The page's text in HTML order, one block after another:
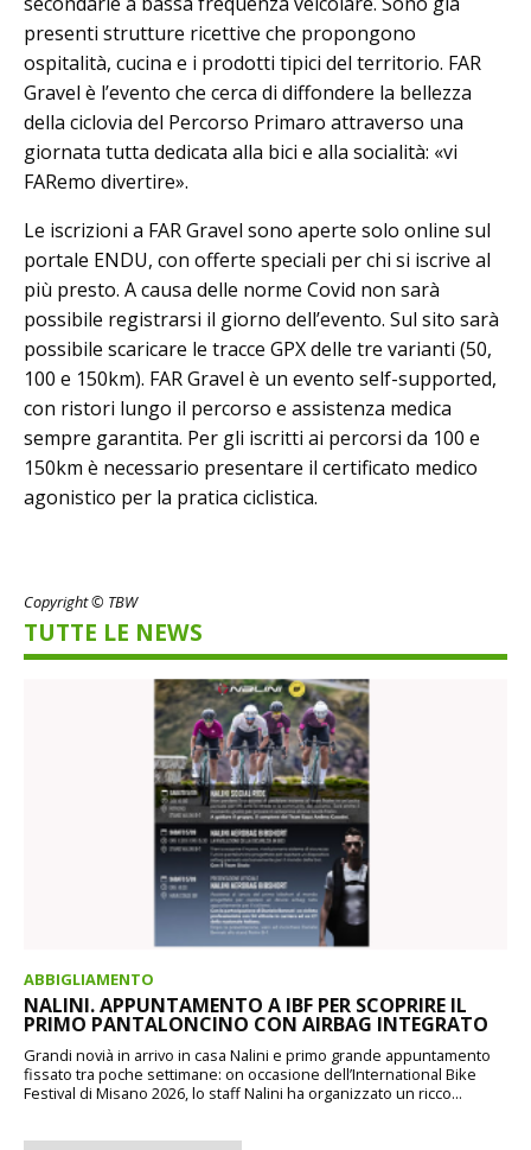
presenti strutture ricettive che propongono
ospitalità, cucina e i prodotti tipici del territorio. FAR
Gravel è l’evento che cerca di diffondere la bellezza
della ciclovia del Percorso Primaro attraverso una
giornata tutta dedicata alla bici e alla socialità: «vi
FARemo divertire».
Le iscrizioni a FAR Gravel sono aperte solo online sul
portale ENDU, con offerte speciali per chi si iscrive al
più presto. A causa delle norme Covid non sarà
possibile registrarsi il giorno dell’evento. Sul sito sarà
possibile scaricare le tracce GPX delle tre varianti (50,
100 e 150km). FAR Gravel è un evento self-supported,
con ristori lungo il percorso e assistenza medica
sempre garantita. Per gli iscritti ai percorsi da 100 e
150km è necessario presentare il certificato medico
agonistico per la pratica ciclistica.
Copyright © TBW
TUTTE LE NEWS
ABBIGLIAMENTO
NALINI. APPUNTAMENTO A IBF PER SCOPRIRE IL
PRIMO PANTALONCINO CON AIRBAG INTEGRATO
Grandi novià in arrivo in casa Nalini e primo grande appuntamento
fissato tra poche settimane: on occasione dell’International Bike
Festival di Misano 2026, lo staff Nalini ha organizzato un ricco...